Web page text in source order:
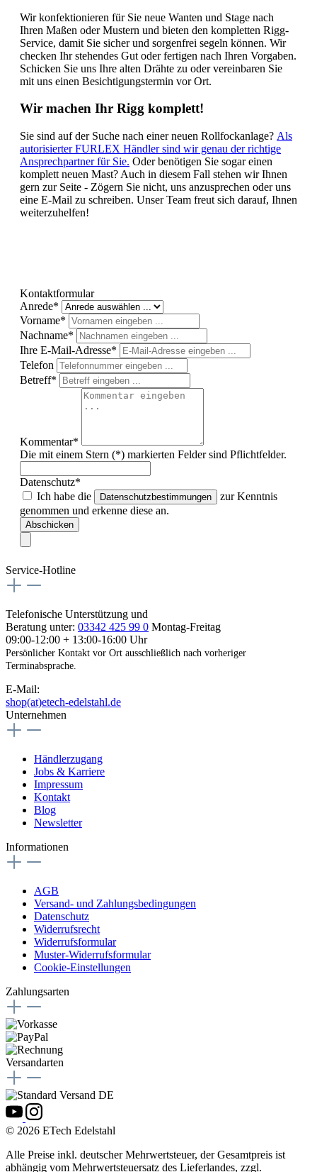
Wir konfektionieren für Sie neue Wanten und Stage nach
Ihren Maßen oder Mustern und bieten den kompletten Rigg-
Service, damit Sie sicher und sorgenfrei segeln können. Wir
checken Ihr stehendes Gut oder fertigen nach Ihren Vorgaben.
Schicken Sie uns Ihre alten Drähte zu oder vereinbaren Sie
mit uns einen Besichtigungstermin vor Ort.
Wir machen Ihr Rigg komplett!
Sie sind auf der Suche nach einer neuen Rollfockanlage? Als
autorisierter FURLEX Händler sind wir genau der richtige
Ansprechpartner für Sie. Oder benötigen Sie sogar einen
komplett neuen Mast? Auch in diesem Fall stehen wir Ihnen
gern zur Seite - Zögern Sie nicht, uns anzusprechen oder uns
eine E-Mail zu schreiben. Unser Team freut sich darauf, Ihnen
weiterzuhelfen!
Kontaktformular
Anrede*
Vorname*
Nachname*
Ihre E-Mail-Adresse*
Telefon
Betreff*
Kommentar*
Die mit einem Stern (*) markierten Felder sind Pflichtfelder.
Datenschutz*
Ich habe die
Datenschutzbestimmungen
zur Kenntnis
genommen und erkenne diese an.
Abschicken
Service-Hotline
Telefonische Unterstützung und
Beratung unter: 03342 425 99 0 Montag-Freitag
09:00-12:00 + 13:00-16:00 Uhr
Persönlicher Kontakt vor Ort ausschließlich nach vorheriger
Terminabsprache.
E-Mail:
shop(at)etech-edelstahl.de
Unternehmen
Händlerzugang
Jobs & Karriere
Impressum
Kontakt
Blog
Newsletter
Informationen
AGB
Versand- und Zahlungsbedingungen
Datenschutz
Widerrufsrecht
Widerrufsformular
Muster-Widerrufsformular
Cookie-Einstellungen
Zahlungsarten
Versandarten
© 2026 ETech Edelstahl
Alle Preise inkl. deutscher Mehrwertsteuer, der Gesamtpreis ist
abhängig vom Mehrwertsteuersatz des Lieferlandes, zzgl.